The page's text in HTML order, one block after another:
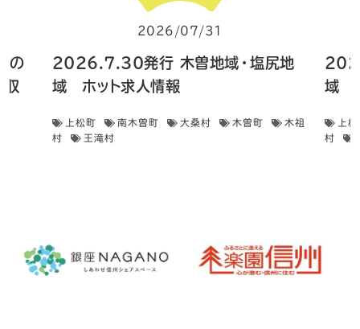
の
収
2026/07/31
2026.7.30発行 木曽地域・塩尻地
域 ホット求人情報
上松町 南木曽町 大桑村 木曽町
木祖
村
王滝村
域
上
村